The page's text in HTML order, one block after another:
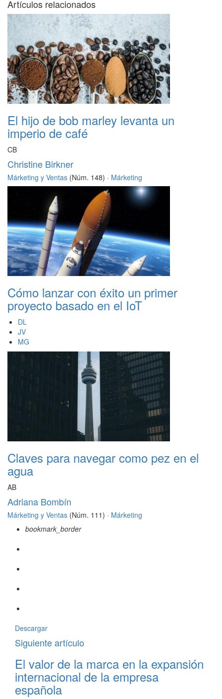
Artículos relacionados
El hijo de bob marley levanta un
imperio de café
CB
Christine Birkner
Márketing y Ventas (Núm. 148) · Márketing
Cómo lanzar con éxito un primer
proyecto basado en el IoT
DL
JV
MG
Claves para navegar como pez en el
agua
AB
Adriana Bombín
Márketing y Ventas (Núm. 111) · Márketing
bookmark_border
Descargar
Siguiente artículo
El valor de la marca en la expansión
internacional de la empresa
española